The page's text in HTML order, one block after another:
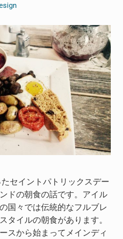
セイントパトリックスデー
ドの朝食の話です。アイル
国々では伝統的なフルブレ
タイルの朝食があります。
スから始まってメインディ